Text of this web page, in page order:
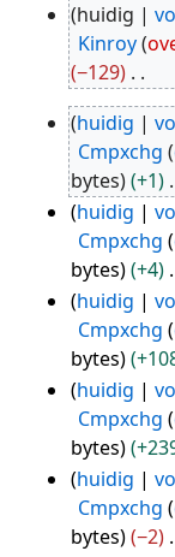
19
jan
2021
huidig
Kinroy
−129
G
e
e
n
b
w
e
k
i
n
g
s
a
16
jan
2021
huidig
Cmpxchg
bytes
+1
G
e
n
b
e
w
r
k
i
n
huidig
Cmpxchg
bytes
+4
G
e
n
b
e
w
r
huidig
Cmpxchg
bytes
G
e
n
b
e
huidig
Cmpxchg
bytes
G
e
huidig
Cmpxchg
bytes
−2